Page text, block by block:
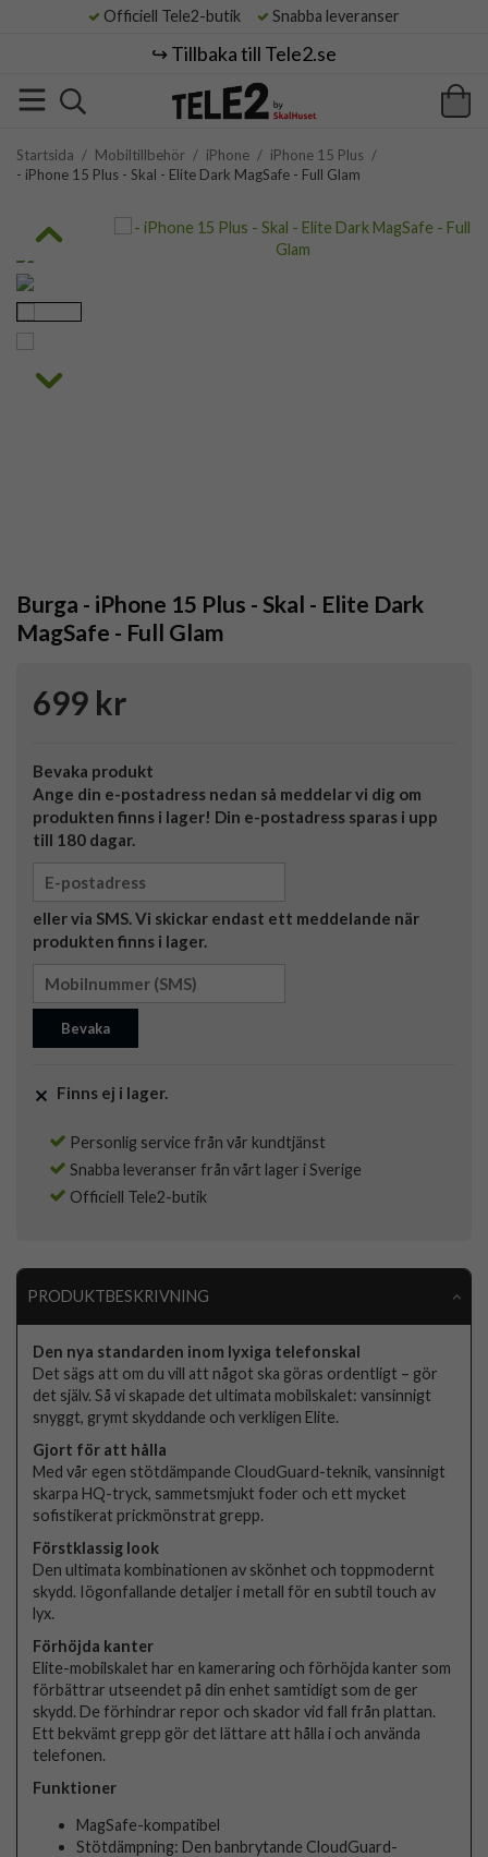
Officiell Tele2-butik Snabba leveranser
↪️ Tillbaka till Tele2.se
Startsida / Mobiltillbehör / iPhone / iPhone 15 Plus /
- iPhone 15 Plus - Skal - Elite Dark MagSafe - Full Glam
Burga - iPhone 15 Plus - Skal - Elite Dark
MagSafe - Full Glam
699 kr
Bevaka produkt
Ange din e-postadress nedan så meddelar vi dig om
produkten finns i lager! Din e-postadress sparas i upp
till 180 dagar.
eller via SMS. Vi skickar endast ett meddelande när
produkten finns i lager.
Bevaka
Finns ej i lager.
Personlig service från vår kundtjänst
Snabba leveranser från vårt lager i Sverige
Officiell Tele2-butik
PRODUKTBESKRIVNING
Den nya standarden inom lyxiga telefonskal
Det sägs att om du vill att något ska göras ordentligt – gör
det själv. Så vi skapade det ultimata mobilskalet: vansinnigt
snyggt, grymt skyddande och verkligen Elite.
Gjort för att hålla
Med vår egen stötdämpande CloudGuard-teknik, vansinnigt
skarpa HQ-tryck, sammetsmjukt foder och ett mycket
sofistikerat prickmönstrat grepp.
Förstklassig look
Den ultimata kombinationen av skönhet och toppmodernt
skydd. Iögonfallande detaljer i metall för en subtil touch av
lyx.
Förhöjda kanter
Elite-mobilskalet har en kameraring och förhöjda kanter som
förbättrar utseendet på din enhet samtidigt som de ger
skydd. De förhindrar repor och skador vid fall från plattan.
Ett bekvämt grepp gör det lättare att hålla i och använda
telefonen.
Funktioner
MagSafe-kompatibel
Stötdämpning: Den banbrytande CloudGuard-